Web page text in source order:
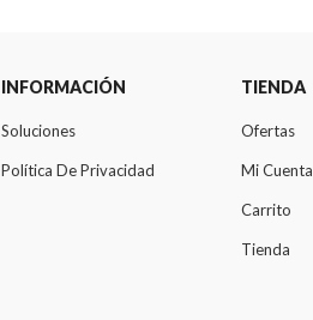
INFORMACIÓN
Soluciones
Política De Privacidad
TIENDA
Ofertas
Mi Cuenta
Carrito
Tienda